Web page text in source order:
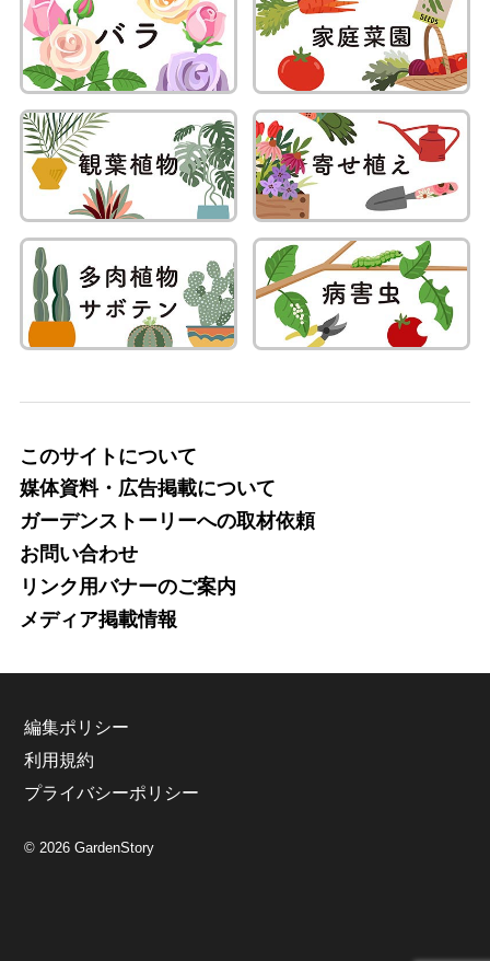
このサイトについて
媒体資料・広告掲載について
ガーデンストーリーへの取材依頼
お問い合わせ
リンク用バナーのご案内
メディア掲載情報
編集ポリシー
利用規約
プライバシーポリシー
© 2026 GardenStory